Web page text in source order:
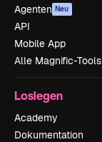
Agenten Neu
API
Mobile App
Alle Magnific-Tools
Loslegen
Academy
Dokumentation